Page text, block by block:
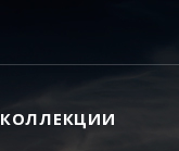
КОЛЛЕКЦИИ